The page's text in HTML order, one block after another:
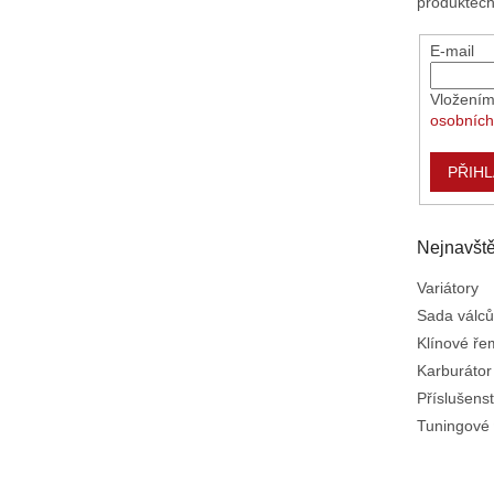
E-mail
Variátory
Sada
Klínové
Tuningové